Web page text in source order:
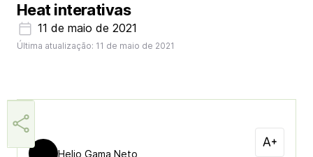
Heat interativas
11 de maio de 2021
Última atualização: 11 de maio de 2021
Helio Gama Neto